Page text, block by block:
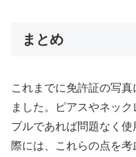
まとめ
これまでに免許証の写
ました。ピアスやネッ
プルであれば問題なく
際には、これらの点を